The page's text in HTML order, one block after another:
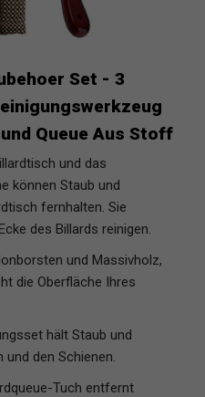
Set - 3
Queue Aus Stoff
und das
können Staub und
fernhalten. Sie
des Billards reinigen.
und Massivholz,
die Oberfläche Ihres
hält Staub und
den Schienen.
Tuch entfernt